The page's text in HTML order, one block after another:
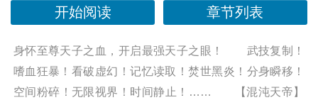
开始阅读 章节列表
身怀至尊天子之血，开启最强天子之眼！ 武技复制！
嗜血狂暴！看破虚幻！记忆读取！焚世黑炎！分身瞬移！
空间粉碎！无限视界！时间静止！…… 【混沌天帝】